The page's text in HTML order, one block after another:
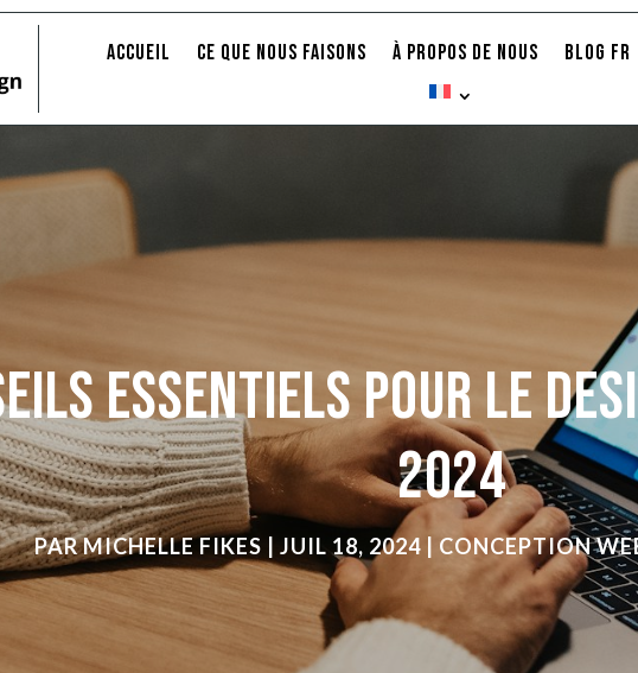
Accueil Ce que nous faisons À propos de nous Blog FR
essentiels pour le
2024
PARMICHELLE FIKES JUIL 18, 2024 CONCEPTION